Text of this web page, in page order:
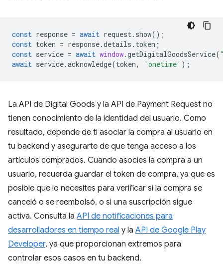
const response = await request. show();
const token = response.details . token ;
const service = await window.getDigitalGoodsService(
await service.acknowledge(token, 'onetime' );
La API de Digital Goods y la API de Payment Request no
tienen conocimiento de la identidad del usuario. Como
resultado, depende de ti asociar la compra al usuario en
tu backend y asegurarte de que tenga acceso a los
artículos comprados. Cuando asocies la compra a un
usuario, recuerda guardar el token de compra, ya que es
posible que lo necesites para verificar si la compra se
canceló o se reembolsó, o si una suscripción sigue
activa. Consulta la API de notificaciones para
desarrolladores en tiempo real y la API de Google Play
Developer, ya que proporcionan extremos para
controlar esos casos en tu backend.